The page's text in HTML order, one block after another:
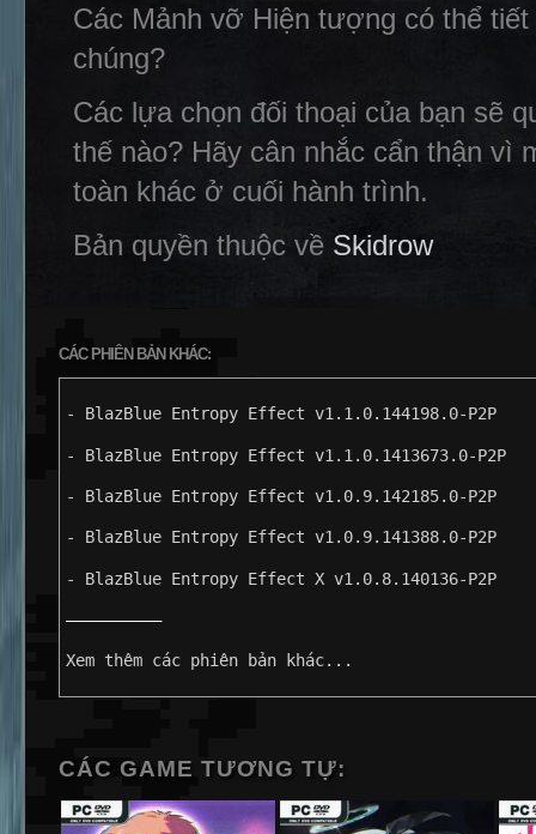
Các Mảnh vỡ Hiện tượng có thể
chúng?
Các lựa chọn đối thoại của bạn sẽ
thế nào? Hãy cân nhắc cẩn thận vì
toàn khác ở cuối hành trình.
Bản quyền thuộc về Skidrow
CÁC PHIÊN BẢN KHÁC:
- BlazBlue Entropy Effect v1.1.0.144198.0-P2P
- BlazBlue Entropy Effect v1.1.0.1413673.0-P2P
- BlazBlue Entropy Effect v1.0.9.142185.0-P2P
- BlazBlue Entropy Effect v1.0.9.141388.0-P2P
- BlazBlue Entropy Effect X v1.0.8.140136-P2P
——————————
Xem thêm các phiên bản khác...
CÁC GAME TƯƠNG TỰ: